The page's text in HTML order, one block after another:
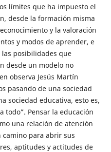
límites que ha impuesto el
desde la formación misma
y la valoración
y modos de aprender, e
posibilidades que
desde un modelo no
observa Jesús Martín
pasando de una sociedad
sociedad educativa, esto es,
todo”. Pensar la educación
una relación de atención
camino para abrir sus
aptitudes y actitudes de